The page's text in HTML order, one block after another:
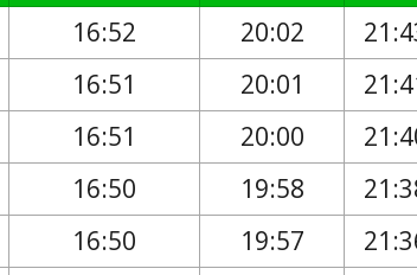
16:52 20:02
16:51 20:01
16:51 20:00
16:50 19:58
16:50 19:57